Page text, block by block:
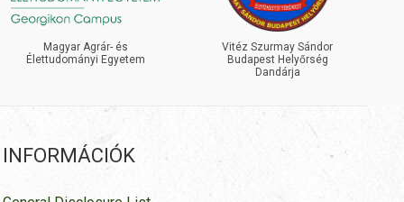
Magyar Agrár- és
Élettudományi Egyetem
Vitéz Szurmay Sándor
Budapest Helyőrség
Dandárja
INFORMÁCIÓK